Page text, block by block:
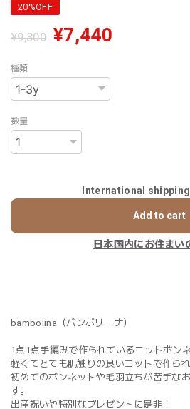
20%OFF
¥9,300 ¥7,440
種類
数量
International
Add to cart
日本国内にお住まい
bambolina（バンボリーナ）
1点1点手編みで作られているニットボンネ
軽くてとても肌触りの良いコットで作られ
初めてのボンネットや毛羽立ちが苦手な
す。
出産祝いや特別なプレゼントに是非！